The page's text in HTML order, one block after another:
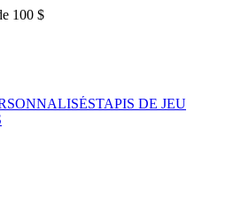
100 $
TAPIS DE JEU